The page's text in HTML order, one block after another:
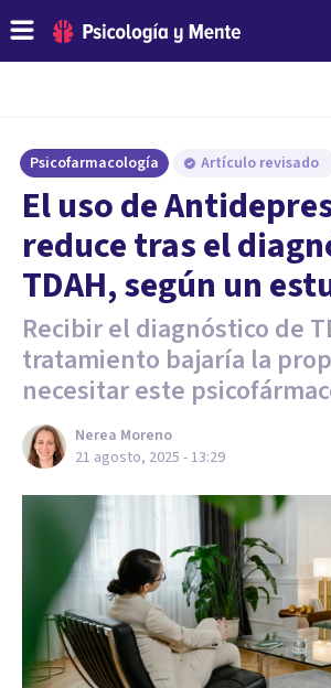
Psicofarmacología Artículo revisado
El uso de
reduce tras el
TDAH, según un
Recibir el diagnóstico de
tratamiento bajaría la
necesitar este
Nerea Moreno
21 agosto, 2025 - 13:29